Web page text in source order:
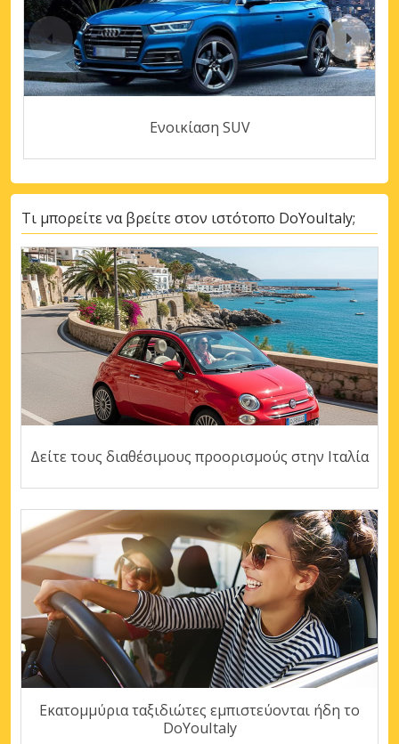
Ενοικίαση SUV
Τι μπορείτε να βρείτε στον ιστότοπο DoYouItaly;
Δείτε τους διαθέσιμους προορισμούς στην Ιταλία
Εκατομμύρια ταξιδιώτες εμπιστεύονται ήδη το
DoYouItaly